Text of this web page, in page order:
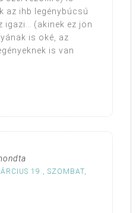
az ihb legénybúcsú
(akinek ez jön
is oké, az
is van
19., SZOMBAT,